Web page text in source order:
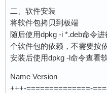
二、软件安装
将软件包拷贝到板端
随后使用dpkg -i *.deb命令
个软件包的依赖，不需要按
安装后使用dpkg -l命令查看
Name Version
+++-==============-